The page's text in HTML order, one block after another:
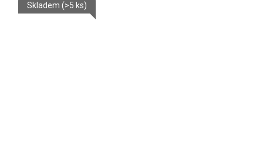
Skladem (>5 ks)